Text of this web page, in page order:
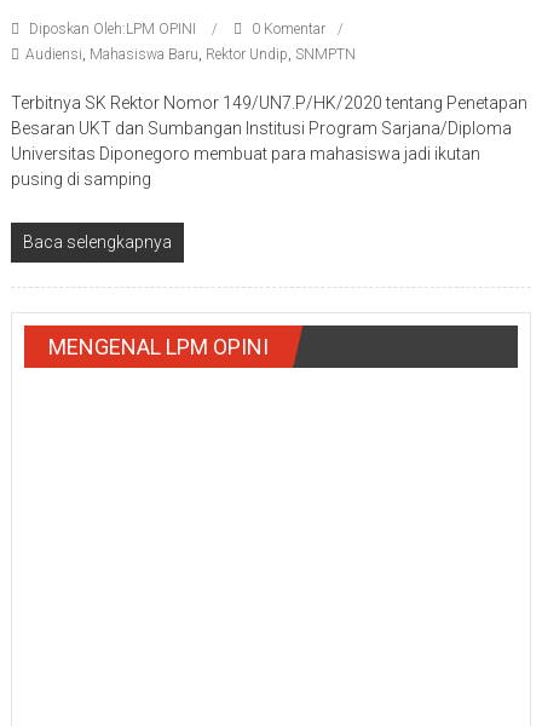
Diposkan Oleh:LPM OPINI
0 Komentar
Audiensi, Mahasiswa Baru, Rektor Undip, SNMPTN
Terbitnya SK Rektor Nomor 149/UN7.P/HK/2020 tentang Penetapan
Besaran UKT dan Sumbangan Institusi Program Sarjana/Diploma
Universitas Diponegoro membuat para mahasiswa jadi ikutan
pusing di samping
Baca selengkapnya
MENGENAL LPM OPINI